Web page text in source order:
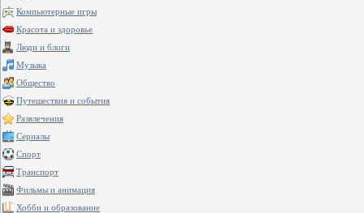
Компьютерные игры
Красота и здоровье
Люди и блоги
Музыка
Общество
Путешествия и события
Развлечения
Сериалы
Спорт
Транспорт
Фильмы и анимация
Хобби и образование